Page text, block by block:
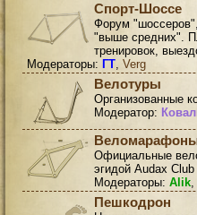
Спорт-Шоссе
Форум
"выше средних".
тренировок,
Модераторы: ГТ, Verg
Велотуры
Организованные
Модератор:
Официальные
эгидой Audax
Модераторы: Alik,
Пешкодрон